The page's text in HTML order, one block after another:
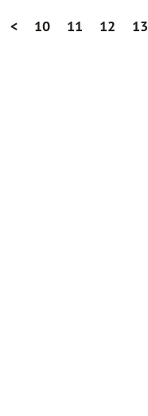
< 10 11 12 13